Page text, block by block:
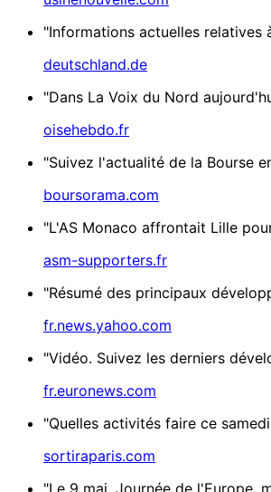
"Informations actuelles relatives
deutschland.de
"Dans La Voix du Nord
oisehebdo.fr
"Suivez l'actualité de la Bourse
boursorama.com
"L'AS Monaco affrontait Lille
asm-supporters.fr
"Résumé des principaux
fr.news.yahoo.com
"Vidéo. Suivez les derniers
fr.euronews.com
"Quelles activités faire ce
sortiraparis.com